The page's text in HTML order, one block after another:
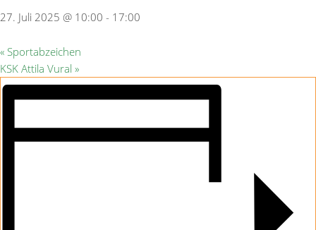
27. Juli 2025 @ 10:00 - 17:00
« Sportabzeichen
KSK Attila Vural »